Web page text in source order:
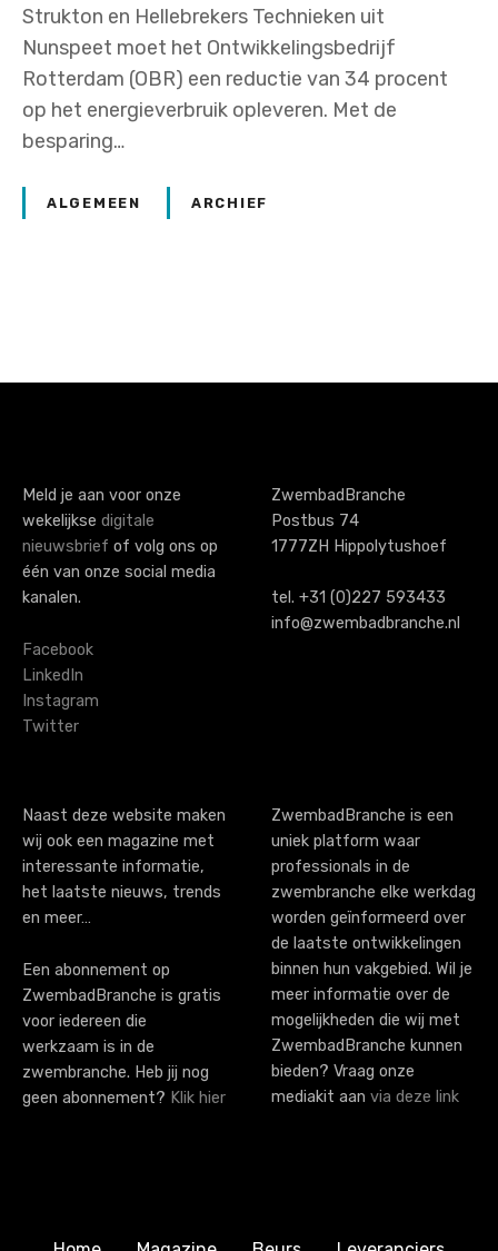
Strukton en Hellebrekers Technieken uit
Nunspeet moet het Ontwikkelingsbedrijf
Rotterdam (OBR) een reductie van 34 procent
op het energieverbruik opleveren. Met de
besparing…
ALGEMEEN ARCHIEF
o
s
n
a
i
g
a
i
o
n
Meld je aan voor onze
wekelijkse digitale
nieuwsbrief of volg ons op
één van onze social media
kanalen.
Facebook
LinkedIn
Instagram
Twitter
ZwembadBranche
Postbus 74
1777ZH Hippolytushoef
tel. +31 (0)227 593433
info@zwembadbranche.nl
Naast deze website maken
wij ook een magazine met
interessante informatie,
het laatste nieuws, trends
en meer…
Een abonnement op
ZwembadBranche is gratis
voor iedereen die
werkzaam is in de
zwembranche. Heb jij nog
geen abonnement? Klik hier
ZwembadBranche is een
uniek platform waar
professionals in de
zwembranche elke werkdag
worden geïnformeerd over
de laatste ontwikkelingen
binnen hun vakgebied. Wil je
meer informatie over de
mogelijkheden die wij met
ZwembadBranche kunnen
bieden? Vraag onze
mediakit aan via deze link